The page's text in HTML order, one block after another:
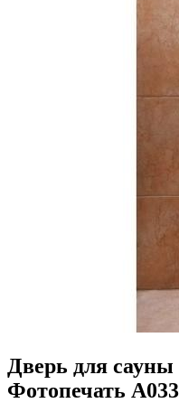
Дверь для
Фотопечать